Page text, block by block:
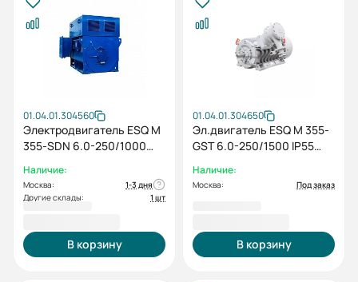
01.04.01.304560
Электродвигатель ESQ M
355-SDN 6.0-250/1000
Наличие:
Москва:
1-3 дня
Другие склады:
1 шт
В корзину
01.04.01.304650
Эл.двигатель ESQ M 355-
GST 6.0-250/1500 IP55
Наличие:
Москва: Под заказ
В корзину